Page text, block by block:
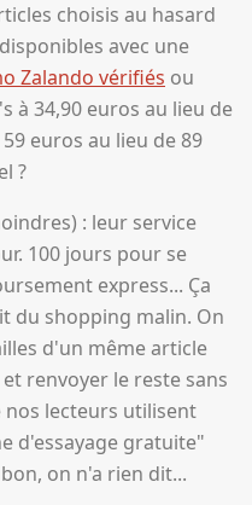
choisis au hasard
avec une
Zalando vérifiés ou
à 34,90 euros au lieu de
euros au lieu de 89
?
: leur service
100 jours pour se
express... Ça
du shopping malin. On
d'un même article
renvoyer le reste sans
nos lecteurs utilisent
d'essayage gratuite"
on n'a rien dit...